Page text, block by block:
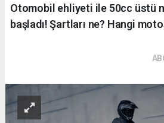
Otomobil ehliyeti ile 50cc üstü
başladı! Şartları ne? Hangi